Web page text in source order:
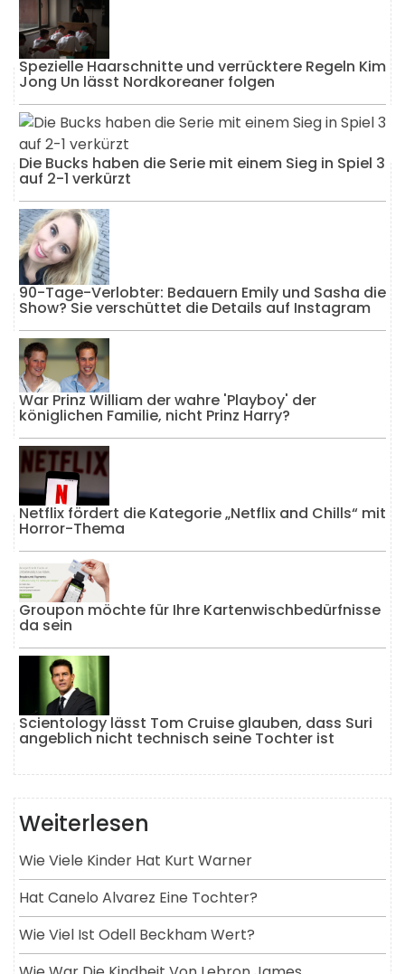
Spezielle Haarschnitte und verrücktere Regeln Kim
Jong Un lässt Nordkoreaner folgen
Die Bucks haben die Serie mit einem Sieg in Spiel 3
auf 2-1 verkürzt
90-Tage-Verlobter: Bedauern Emily und Sasha die
Show? Sie verschüttet die Details auf Instagram
War Prinz William der wahre 'Playboy' der
königlichen Familie, nicht Prinz Harry?
Netflix fördert die Kategorie „Netflix and Chills“ mit
Horror-Thema
Groupon möchte für Ihre Kartenwischbedürfnisse
da sein
Scientology lässt Tom Cruise glauben, dass Suri
angeblich nicht technisch seine Tochter ist
Weiterlesen
Wie Viele Kinder Hat Kurt Warner
Hat Canelo Alvarez Eine Tochter?
Wie Viel Ist Odell Beckham Wert?